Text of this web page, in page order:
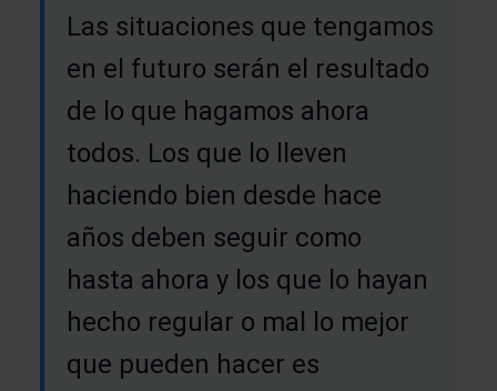
Las situaciones que tengamos
en el futuro serán el resultado
de lo que hagamos ahora
todos. Los que lo lleven
haciendo bien desde hace
años deben seguir como
hasta ahora y los que lo hayan
hecho regular o mal lo mejor
que pueden hacer es